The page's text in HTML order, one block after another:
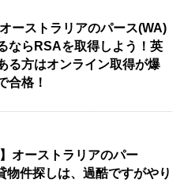
オーストラリアのパース(WA)
ならRSAを取得しよう！英
る方はオンライン取得が爆
合格！
】オーストラリアのパー
物件探しは、過酷ですがやり